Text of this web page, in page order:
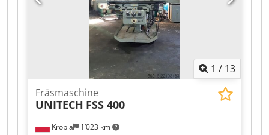
technische Informationen sind auf Anfrage
1 / 13
Krobia 1’023 km
Fräsmaschine
UNITECH FSS 400